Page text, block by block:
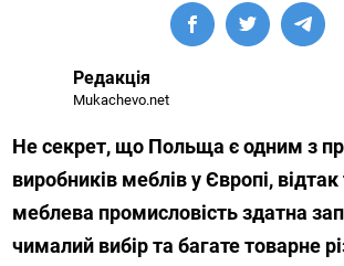
Редакція
Mukachevo.net
Не секрет, що Польща є одним з
виробників меблів у Європі,
меблева промисловість здатна
чималий вибір та багате товарне